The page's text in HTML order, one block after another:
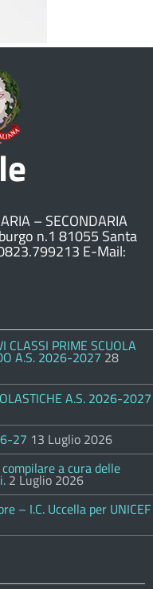
– SECONDARIA
n.1 81055 Santa
E-Mail:
CLASSI PRIME SCUOLA
A.S. 2026-2027 28
A.S. 2026-2027
27 13 Luglio 2026
a cura delle
2 Luglio 2026
– I.C. Uccella per UNICEF